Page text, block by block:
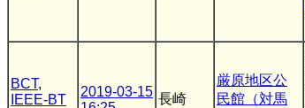
BCT,
IEEE-BT
2019-03-15 長崎
厳原地区公
民館（対馬